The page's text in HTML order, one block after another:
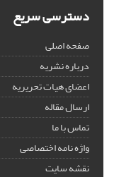
دسترسی سریع
صفحه اصلی
درباره نشریه
اعضای هیات تحریریه
ارسال مقاله
تماس با ما
واژه نامه اختصاصی
نقشه سایت